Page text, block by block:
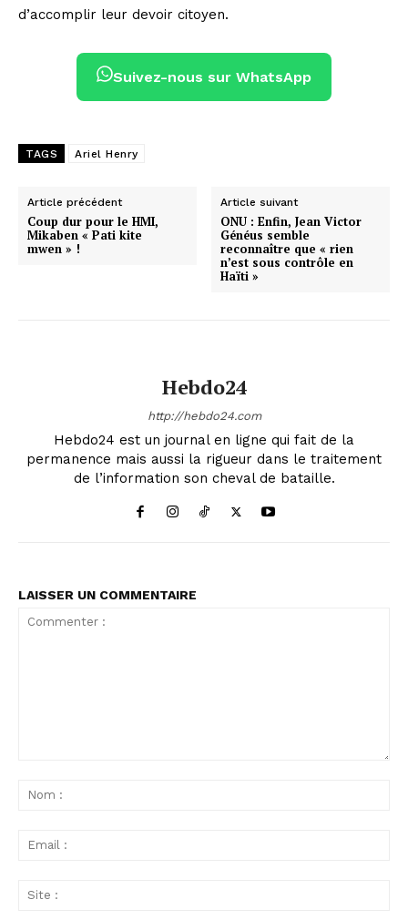
d’accomplir leur devoir citoyen.
Suivez-nous sur WhatsApp
TAGS Ariel Henry
Article précédent
Coup dur pour le HMI,
Mikaben « Pati kite
mwen » !
Article suivant
ONU : Enfin, Jean Victor
Généus semble
reconnaître que « rien
n’est sous contrôle en
Haïti »
Hebdo24
http://hebdo24.com
Hebdo24 est un journal en ligne qui fait de la
permanence mais aussi la rigueur dans le traitement
de l’information son cheval de bataille.
LAISSER UN COMMENTAIRE